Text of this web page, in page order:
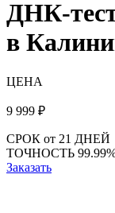
ДНК-
в
ЦЕНА
9 999 ₽
СРОК от 21 ДНЕЙ
ТОЧНОСТЬ
Заказать